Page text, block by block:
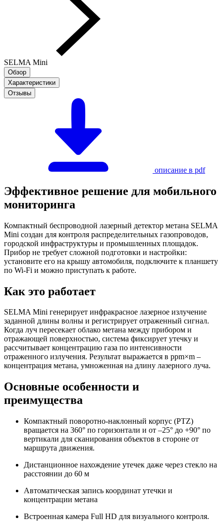
SELMA Mini
Обзор
Характеристики
Отзывы
описание в pdf
Эффективное решение для мобильного
мониторинга
Компактный беспроводной лазерный детектор метана SELMA
Mini создан для контроля распределительных газопроводов,
городской инфраструктуры и промышленных площадок.
Прибор не требует сложной подготовки и настройки:
установите его на крышу автомобиля, подключите к планшету
по Wi-Fi и можно приступать к работе.
Как это работает
SELMA Mini генерирует инфракрасное лазерное излучение
заданной длины волны и регистрирует отраженный сигнал.
Когда луч пересекает облако метана между прибором и
отражающей поверхностью, система фиксирует утечку и
рассчитывает концентрацию газа по интенсивности
отраженного излучения. Результат выражается в ppm×m –
концентрация метана, умноженная на длину лазерного луча.
Основные особенности и
преимущества
Компактный поворотно-наклонный корпус (PTZ)
вращается на 360° по горизонтали и от –25° до +90° по
вертикали для сканирования объектов в стороне от
маршрута движения.
Дистанционное нахождение утечек даже через стекло на
расстоянии до 60 м
Автоматическая запись координат утечки и
концентрации метана
Встроенная камера Full HD для визуального контроля.